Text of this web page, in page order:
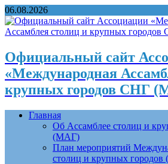
06.08.2026
Официальный сайт
«Международная
крупных городов СНГ
Главная
Об Ассамблее столиц и
(МАГ)
План мероприятий
столиц и крупных